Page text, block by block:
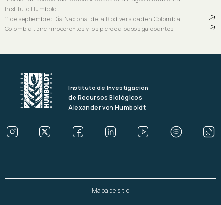
Instituto Humboldt
11 de septiembre: Día Nacional de la Biodiversidad en Colombia.
Colombia tiene rinocerontes y los pierde a pasos galopantes
Instituto de Investigación
de Recursos Biológicos
Alexander von Humboldt
Mapa de sitio